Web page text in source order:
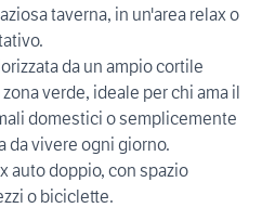
taverna, in un'area relax o
da un ampio cortile
verde, ideale per chi ama il
domestici o semplicemente
da vivere ogni giorno.
auto doppio, con spazio
o biciclette.